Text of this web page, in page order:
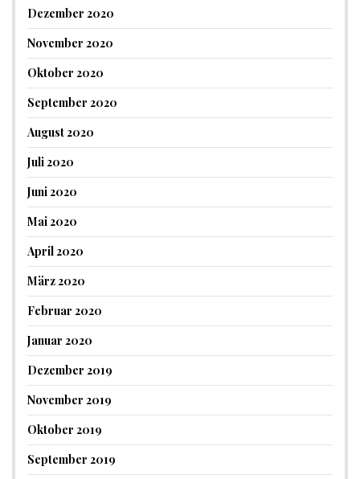
Dezember 2020
November 2020
Oktober 2020
September 2020
August 2020
Juli 2020
Juni 2020
Mai 2020
April 2020
März 2020
Februar 2020
Januar 2020
Dezember 2019
November 2019
Oktober 2019
September 2019